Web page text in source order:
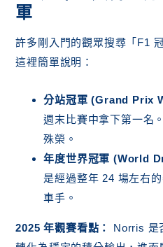
軍
許多剛入門的觀眾搜尋「F1
這裡簡單說明：
分站冠軍 (Grand Prix
週末比賽中拿下第一名
殊榮。
年度世界冠軍 (World
是經過整年 24 場左右
車手。
2025 年觀賽看點：
Norris 是